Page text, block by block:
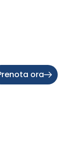
ora